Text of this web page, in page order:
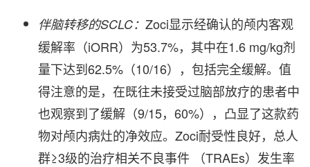
伴脑转移的SCLC： Zoci显示经确认的颅内客观
缓解率（iORR）为53.7%，其中在1.6 mg/kg剂
量下达到62.5%（10/16），包括完全缓解。值
得注意的是，在既往未接受过脑部放疗的患者中
也观察到了缓解（9/15，60%），凸显了这款药
物对颅内病灶的净效应。Zoci耐受性良好，总人
群≥3级的治疗相关不良事件 （TRAEs）发生率